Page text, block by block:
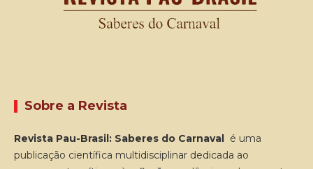
Sobre a Revista
Revista Pau-Brasil: Saberes do Carnavalé uma
publicação científica multidisciplinar dedicada ao